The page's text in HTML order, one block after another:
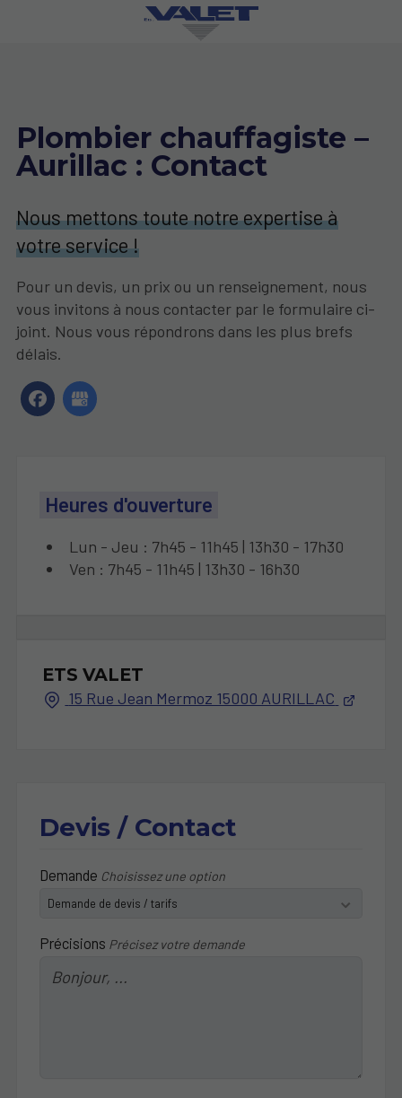
Plombier chauffagiste –
Aurillac : Contact
Nous mettons toute notre expertise à
votre service !
Pour un devis, un prix ou un renseignement, nous
vous invitons à nous contacter par le formulaire ci-
joint. Nous vous répondrons dans les plus brefs
délais.
Heures d'ouverture
Lun - Jeu : 7h45 - 11h45 | 13h30 - 17h30
Ven : 7h45 - 11h45 | 13h30 - 16h30
ETS VALET
15 Rue Jean Mermoz 15000 AURILLAC
Devis / Contact
Demande Choisissez une option
Précisions Précisez votre demande